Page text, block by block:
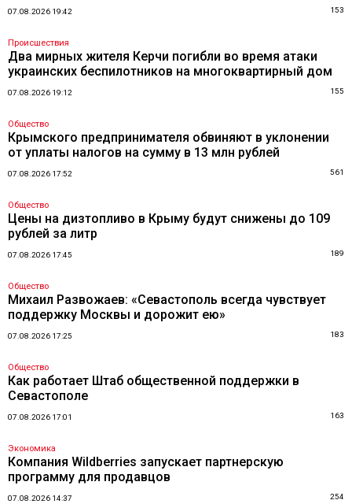
07.08.2026 19:42 153
Происшествия
Два мирных жителя Керчи погибли во время атаки
украинских беспилотников на многоквартирный дом
07.08.2026 19:12 155
Общество
Крымского предпринимателя обвиняют в уклонении
от уплаты налогов на сумму в 13 млн рублей
07.08.2026 17:52 561
Общество
Цены на дизтопливо в Крыму будут снижены до 109
рублей за литр
07.08.2026 17:45 189
Общество
Михаил Развожаев: «Севастополь всегда чувствует
поддержку Москвы и дорожит ею»
07.08.2026 17:25 183
Общество
Как работает Штаб общественной поддержки в
Севастополе
07.08.2026 17:01 163
Экономика
Компания Wildberries запускает партнерскую
программу для продавцов
07.08.2026 14:37 254